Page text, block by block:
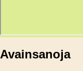
Avainsanoja